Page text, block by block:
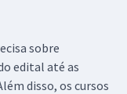
sobre
edital até as
disso, os cursos